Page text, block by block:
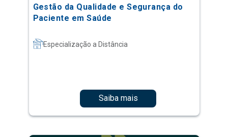
Gestão da Qualidade e Segurança do
Paciente em Saúde
Especialização a Distância
Saiba mais